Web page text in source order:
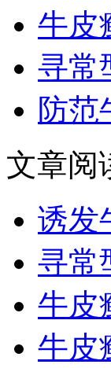
牛皮
寻常
防范
文章阅
诱发
寻常
牛皮
牛皮